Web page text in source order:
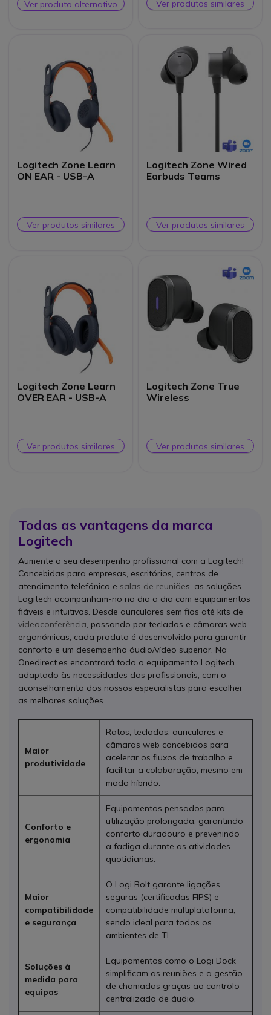
Ver produto alternativo Ver produtos similares
Logitech Zone Learn
ON EAR - USB-A
Ver produtos similares
Logitech Zone Wired
Earbuds Teams
Ver produtos similares
Logitech Zone Learn
OVER EAR - USB-A
Ver produtos similares
Logitech Zone True
Wireless
Ver produtos similares
Todas as vantagens da marca
Logitech
Aumente o seu desempenho profissional com a Logitech!
Concebidas para empresas, escritórios, centros de
atendimento telefónico e salas de reuniões, as soluções
Logitech acompanham-no no dia a dia com equipamentos
fiáveis e intuitivos. Desde auriculares sem fios até kits de
videoconferência, passando por teclados e câmaras web
ergonómicas, cada produto é desenvolvido para garantir
conforto e um desempenho áudio/vídeo superior. Na
Onedirect.es encontrará todo o equipamento Logitech
adaptado às necessidades dos profissionais, com o
aconselhamento dos nossos especialistas para escolher
as melhores soluções.
Maior
produtividade
Ratos, teclados, auriculares e
câmaras web concebidos para
acelerar os fluxos de trabalho e
facilitar a colaboração, mesmo em
modo híbrido.
Conforto e
ergonomia
Equipamentos pensados para
utilização prolongada, garantindo
conforto duradouro e prevenindo
a fadiga durante as atividades
quotidianas.
Maior
compatibilidade
e segurança
O Logi Bolt garante ligações
seguras (certificadas FIPS) e
compatibilidade multiplataforma,
sendo ideal para todos os
ambientes de TI.
Soluções à
medida para
equipas
Equipamentos como o Logi Dock
simplificam as reuniões e a gestão
de chamadas graças ao controlo
centralizado de áudio.